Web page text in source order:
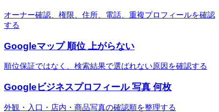
オーナー確認、権限、住所、電話、重複プロフィールを確認
する
Googleマップ 順位 上がらない
順位保証ではなく、検索結果で選ばれない原因を確認する
Googleビジネスプロフィール 写真 何枚
外観・入口・店内・商品写真の確認順を整理する